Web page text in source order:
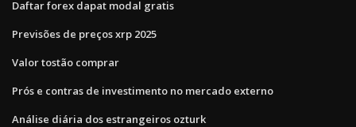
Daftar forex dapat modal gratis
Previsões de preços xrp 2025
Valor tostão comprar
Prós e contras de investimento no mercado externo
Análise diária dos estrangeiros ozturk